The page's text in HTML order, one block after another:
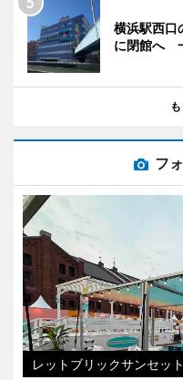
横浜駅西口
に閉館へ
フ
レットブリックサンセッ